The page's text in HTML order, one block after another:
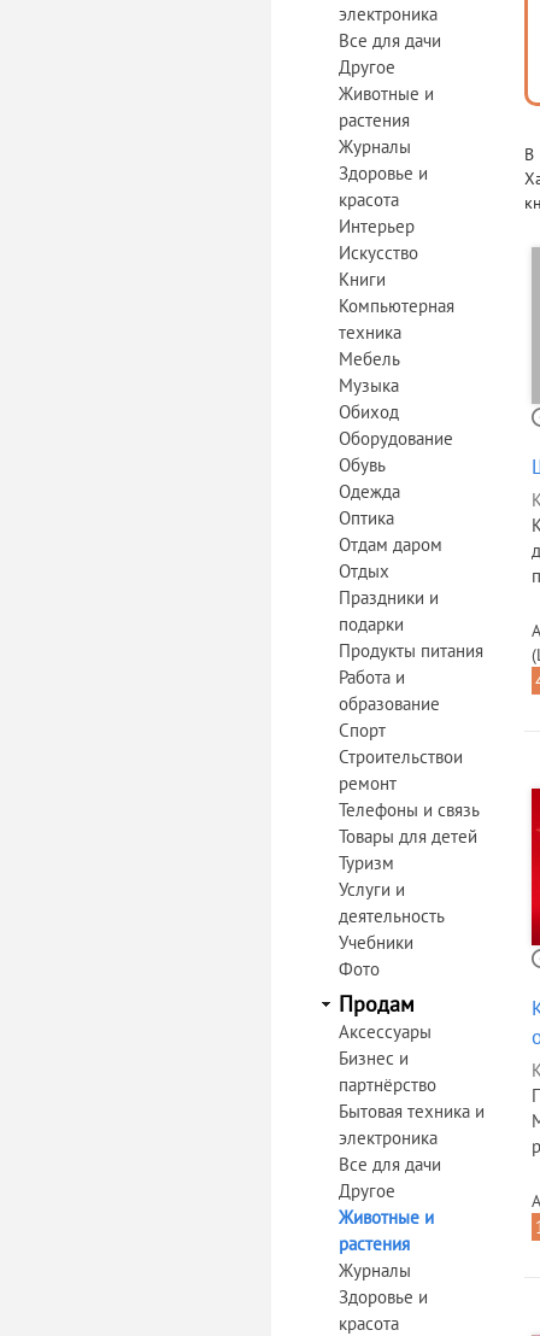
электроника
Все для дачи
Другое
Животные и
растения
Журналы
Здоровье и
красота
Интерьер
Искусство
Книги
Компьютерная
техника
Мебель
Музыка
Обиход
Оборудование
Обувь
Одежда
Оптика
Отдам даром
Отдых
Праздники и
подарки
Продукты питания
Работа и
образование
Спорт
Строительствои
ремонт
Телефоны и связь
Товары для детей
Туризм
Услуги и
деятельность
Учебники
Фото
Продам
Аксессуары
Бизнес и
партнёрство
Бытовая техника и
электроника
Все для дачи
Другое
Животные и
растения
Журналы
Здоровье и
красота
В